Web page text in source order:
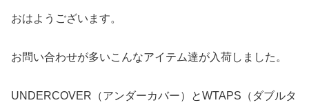
おはようございます。
お問い合わせが多いこんなアイテム達が入荷しました。
UNDERCOVER（アンダーカバー）とWTAPS（ダブルタ